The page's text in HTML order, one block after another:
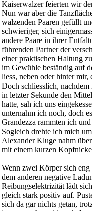
Kaiserwalzer feierten wir
Nun war aber die
walzenden Paaren gefüllt
schwieriger, sich
andere Paare in ihrer
führenden Partner der
einer praktischen Haltung
im Gewühle beständig auf
liess, neben oder hinter
Doch schliesslich,
in letzter Sekunde den
hatte, sah ich uns
unternahm ich noch, doch
Grandezza rammten ich
Sogleich drehte ich mich
Alexander Kluge nahm
mit einem kurzen
Wenn zwei Körper sich
dem anderen negative
Reibungselektrizität lädt
gleich stark positiv auf.
sich da gar nichts getan,